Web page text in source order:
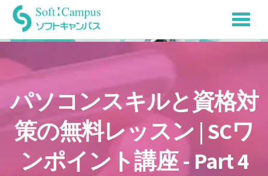
to
content
パソコンスキルと資格対
策の無料レッスン | SCワ
ンポイント講座 - Part 4